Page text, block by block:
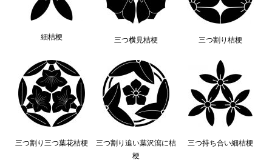
細桔梗 三つ横見桔梗 三つ割り桔梗
三つ割り三つ葉花桔梗
三つ割り追い葉沢瀉に桔
梗
三つ持ち合い細桔梗